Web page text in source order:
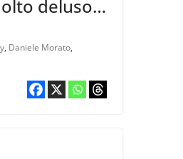
deluso,
con
, Daniele Morato,